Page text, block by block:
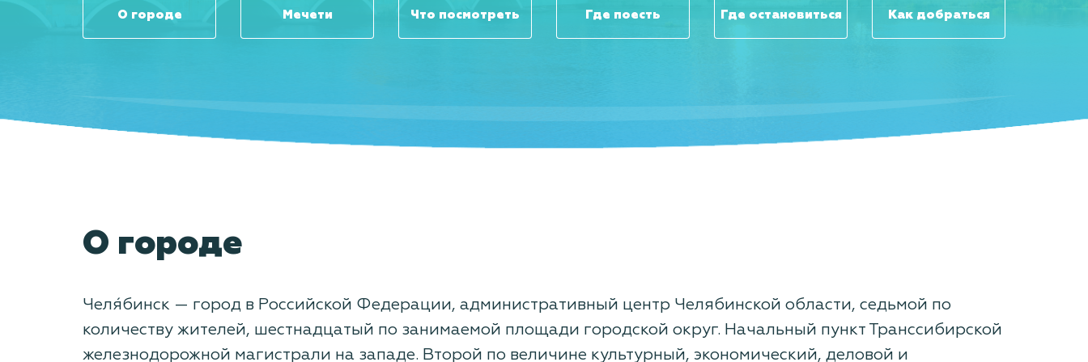
О городе Мечети Что посмотреть Где поесть Где остановиться Как добраться
О городе
Челя́бинск — город в Российской Федерации, административный центр Челябинской области, седьмой по
количеству жителей, шестнадцатый по занимаемой площади городской округ. Начальный пункт Транссибирской
железнодорожной магистрали на западе. Второй по величине культурный, экономический, деловой и